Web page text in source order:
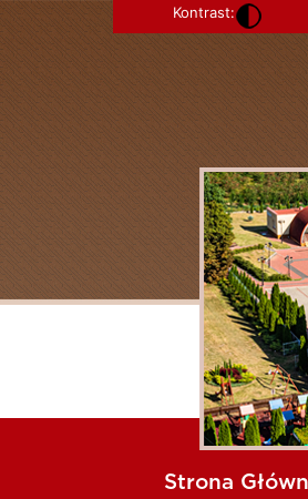
Kontrast:
Strona